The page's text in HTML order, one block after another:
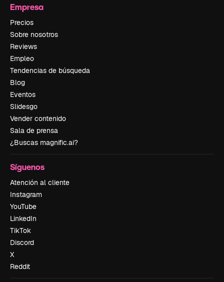
Empresa
Precios
Sobre nosotros
Reviews
Empleo
Tendencias de búsqueda
Blog
Eventos
Slidesgo
Vender contenido
Sala de prensa
¿Buscas magnific.ai?
Síguenos
Atención al cliente
Instagram
YouTube
LinkedIn
TikTok
Discord
X
Reddit